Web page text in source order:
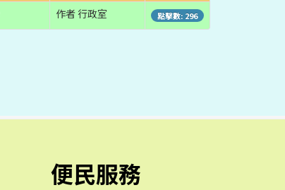
作者 行政室 點擊數: 296
便民服務